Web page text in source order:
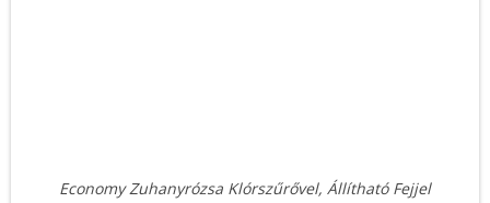
Economy Zuhanyrózsa Klórszűrővel, Állítható Fejjel